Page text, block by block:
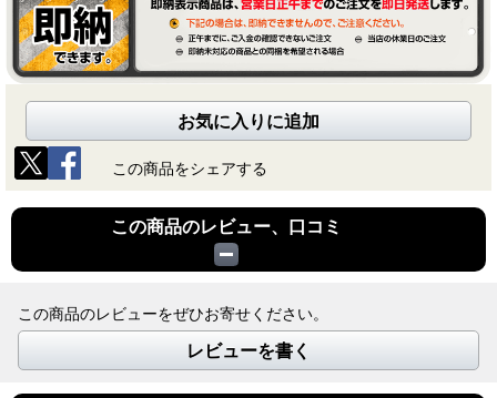
お気に入りに追加
この商品をシェアする
この商品のレビュー、口コミ
この商品のレビューをぜひお寄せください。
レビューを書く